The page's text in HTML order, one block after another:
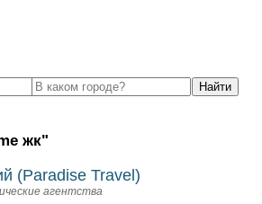
жк"
(Paradise Travel)
агентства